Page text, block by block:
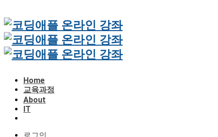
Home
교육과정
About
IT